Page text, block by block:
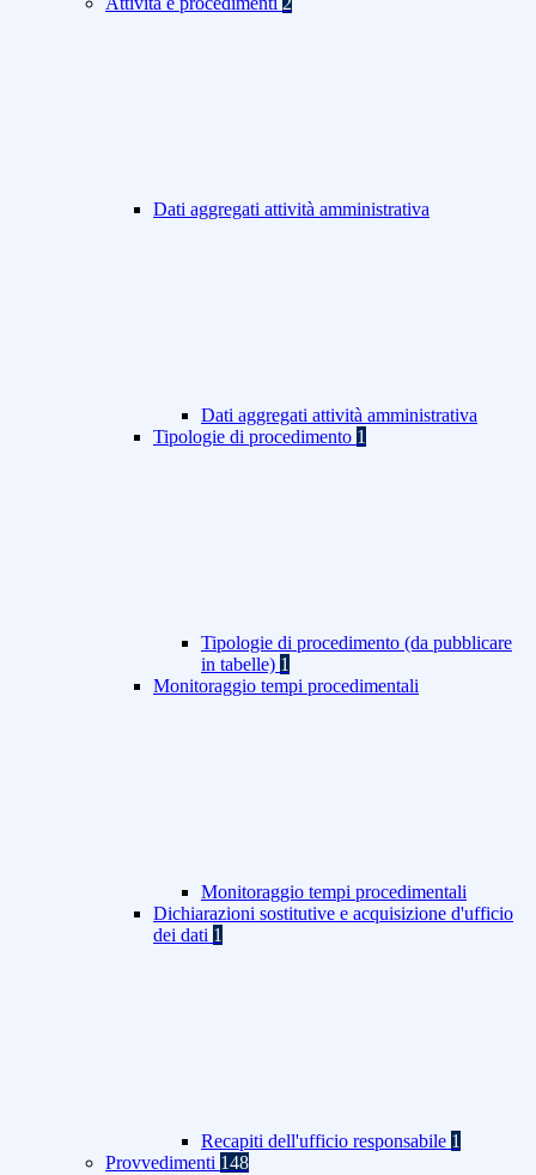
Dati aggregati attività amministrativa
Dati aggregati attività amministrativa
Tipologie di procedimento 1
Tipologie di procedimento (da pubblicare
in tabelle) 1
Monitoraggio tempi procedimentali
Monitoraggio tempi procedimentali
Dichiarazioni sostitutive e acquisizione d'ufficio
dei dati 1
Recapiti dell'ufficio responsabile 1
Provvedimenti 148